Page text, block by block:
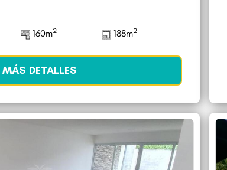
160m2 188m2
MÁS DETALLES